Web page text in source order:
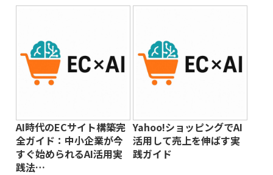
AI時代のECサイト構築完
全ガイド：中小企業が今
すぐ始められるAI活用実
践法…
Yahoo!ショッピングでAI
活用して売上を伸ばす実
践ガイド